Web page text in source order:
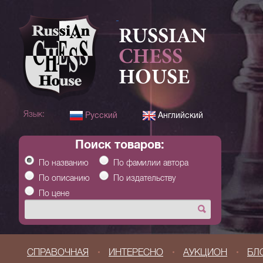
RUSSIAN
CHESS
HOUSE
Язык: Русский Английский
Поиск товаров:
По названию
По фамилии автора
По описанию
По издательству
По цене
СПРАВОЧНАЯ ИНТЕРЕСНО АУКЦИОН